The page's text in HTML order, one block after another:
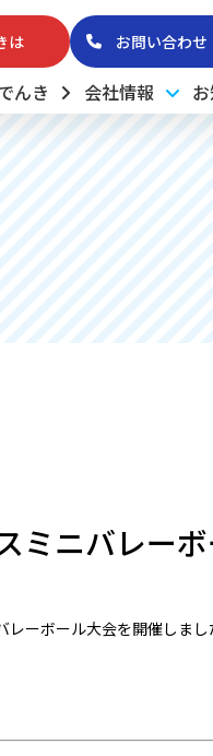
は お問い合わせ
んき 会社情報
ミニバレー
ーボール大会を開催しま